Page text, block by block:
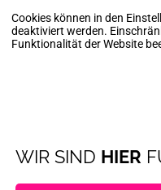
Cookies können in den
deaktiviert werden.
Funktionalität der Website
WIR SIND HIER